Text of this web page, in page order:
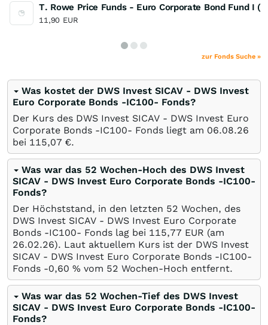
T. Rowe Price Funds - Euro Corporate Bond Fund I
11,90 EUR
zur Fonds Suche »
Was kostet der DWS Invest SICAV - DWS Invest
Euro Corporate Bonds -IC100- Fonds?
Der Kurs des DWS Invest SICAV - DWS Invest Euro
Corporate Bonds -IC100- Fonds liegt am 06.08.26
bei 115,07 €.
Was war das 52 Wochen-Hoch des DWS Invest
SICAV - DWS Invest Euro Corporate Bonds -IC100-
Fonds?
Der Höchststand, in den letzten 52 Wochen, des
DWS Invest SICAV - DWS Invest Euro Corporate
Bonds -IC100- Fonds lag bei 115,77 EUR (am
26.02.26). Laut aktuellem Kurs ist der DWS Invest
SICAV - DWS Invest Euro Corporate Bonds -IC100-
Fonds -0,60 % vom 52 Wochen-Hoch entfernt.
Was war das 52 Wochen-Tief des DWS Invest
SICAV - DWS Invest Euro Corporate Bonds -IC100-
Fonds?